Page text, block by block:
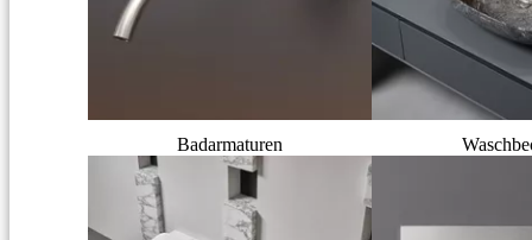
Badarmaturen